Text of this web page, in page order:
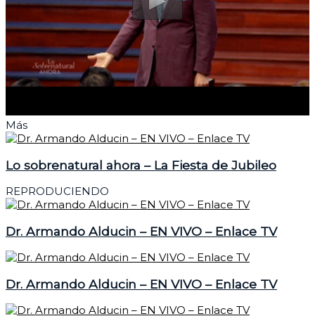
Más
Lo sobrenatural ahora – La Fiesta de Jubileo
REPRODUCIENDO
Dr. Armando Alducin – EN VIVO – Enlace TV
Dr. Armando Alducin – EN VIVO – Enlace TV